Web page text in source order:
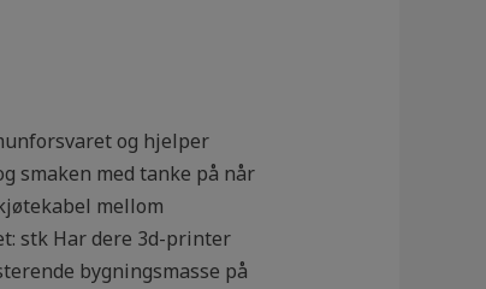
og hjelper
smaken med tanke på når
mellom
stk Har dere 3d-printer
bygningsmasse på